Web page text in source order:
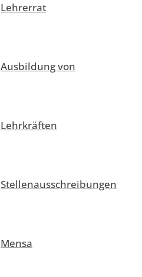
Lehrerrat
Ausbildung von
Lehrkräften
Stellenausschreibungen
Mensa